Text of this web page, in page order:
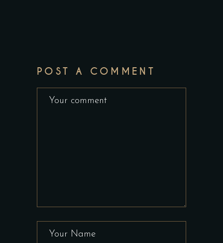
POST A COMMENT